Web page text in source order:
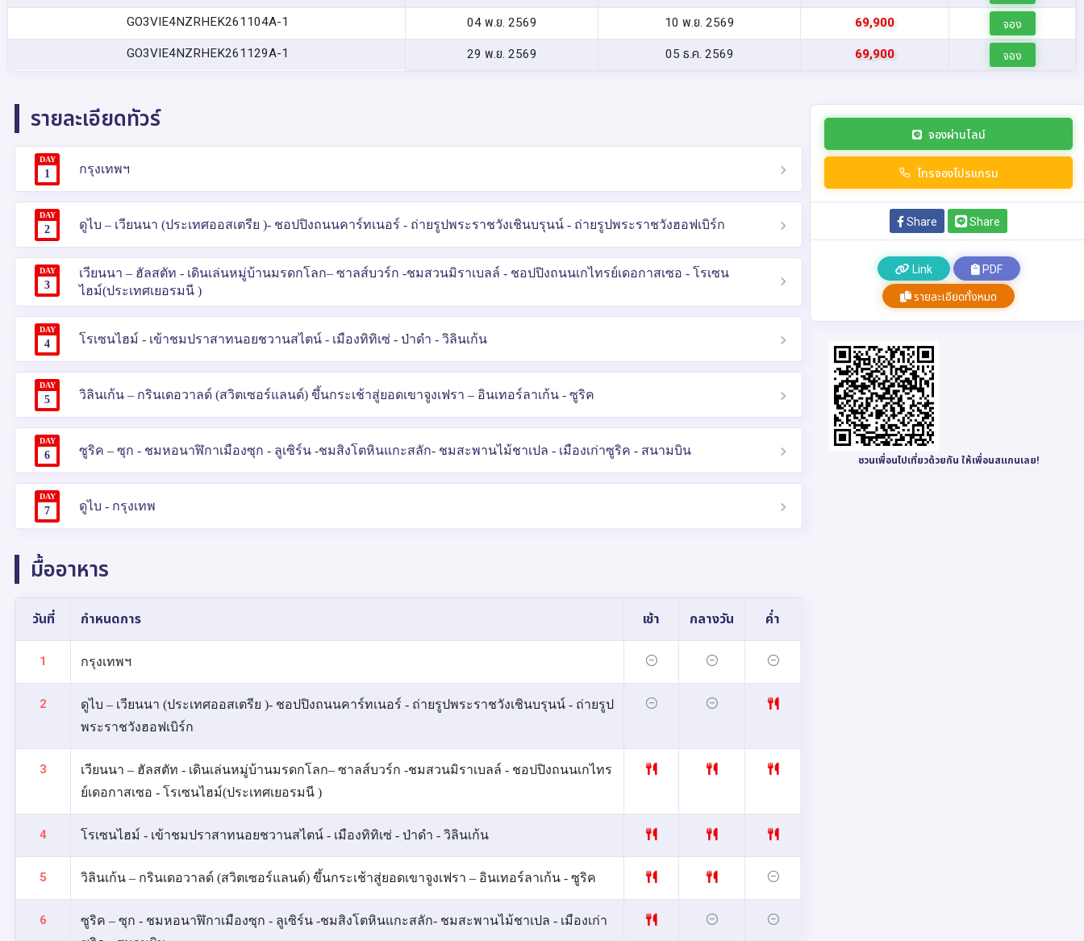
GO3VIE4NZRHEK261104A-1 04 พ.ย. 2569 10 พ.ย. 2569 69,900 จอง
GO3VIE4NZRHEK261129A-1 29 พ.ย. 2569 05 ธ.ค. 2569 69,900 จอง
รายละเอียดทัวร์
DAY
1 กรุงเทพฯ
DAY
2 ดูไบ – เวียนนา (ประเทศออสเตรีย )- ชอปปิงถนนคาร์ทเนอร์ - ถ่ายรูปพระราชวังเชินบรุนน์ - ถ่ายรูปพระราชวังฮอฟเบิร์ก
DAY
3
เวียนนา – ฮัลสตัท - เดินเล่นหมู่บ้านมรดกโลก– ซาลส์บวร์ก -ชมสวนมิราเบลล์ - ชอปปิงถนนเกไทรย์เดอกาสเซอ - โรเซน
ไฮม์(ประเทศเยอรมนี )
DAY
4 โรเซนไฮม์ - เข้าชมปราสาทนอยชวานสไตน์ - เมืองทิทิเซ่ - ป่าดำ - วิลินเก้น
DAY
5 วิลินเก้น – กรินเดอวาลด์ (สวิตเซอร์แลนด์) ขึ้นกระเช้าสู่ยอดเขาจูงเฟรา – อินเทอร์ลาเก้น - ซูริค
DAY
6 ซูริค – ซุก - ชมหอนาฬิกาเมืองซุก - ลูเซิร์น -ชมสิงโตหินแกะสลัก- ชมสะพานไม้ชาเปล - เมืองเก่าซูริค - สนามบิน
DAY
7 ดูไบ - กรุงเทพ
มื้ออาหาร
วันที่ กำหนดการ เช้า กลางวัน ค่ำ
1 กรุงเทพฯ
2
ดูไบ – เวียนนา (ประเทศออสเตรีย )- ชอปปิงถนนคาร์ทเนอร์ - ถ่ายรูปพระราชวังเชินบรุนน์ - ถ่ายรูป
พระราชวังฮอฟเบิร์ก
3
เวียนนา – ฮัลสตัท - เดินเล่นหมู่บ้านมรดกโลก– ซาลส์บวร์ก -ชมสวนมิราเบลล์ - ชอปปิงถนนเกไทร
ย์เดอกาสเซอ - โรเซนไฮม์(ประเทศเยอรมนี )
4 โรเซนไฮม์ - เข้าชมปราสาทนอยชวานสไตน์ - เมืองทิทิเซ่ - ป่าดำ - วิลินเก้น
5 วิลินเก้น – กรินเดอวาลด์ (สวิตเซอร์แลนด์) ขึ้นกระเช้าสู่ยอดเขาจูงเฟรา – อินเทอร์ลาเก้น - ซูริค
6
ซูริค – ซุก - ชมหอนาฬิกาเมืองซุก - ลูเซิร์น -ชมสิงโตหินแกะสลัก- ชมสะพานไม้ชาเปล - เมืองเก่า
จองผ่านไลน์
โทรจองโปรแกรม
Share Share
Link PDF
รายละเอียดทั้งหมด
ชวนเพื่อนไปเที่ยวด้วยกัน ให้เพื่อนสแกนเลย!